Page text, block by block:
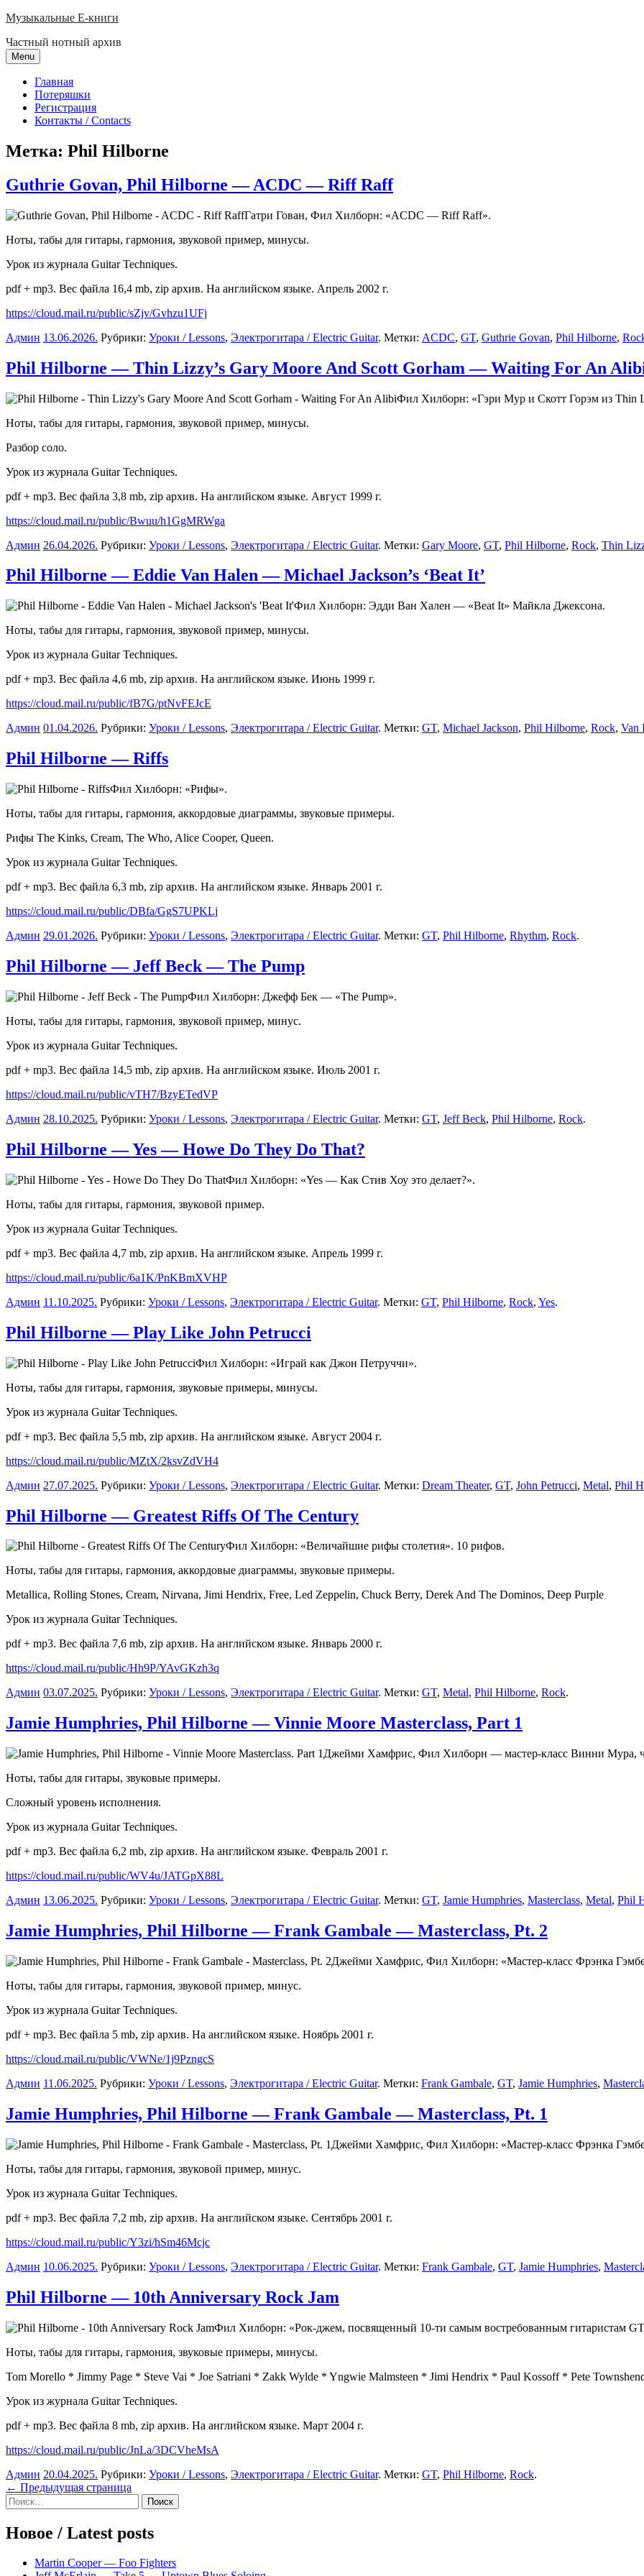
Skip
content
Музыкальные E-книги
Частный нотный архив
Menu
Главная
Потеряшки
Регистрация
Контакты / Contacts
Метка: Phil Hilborne
Guthrie Govan, Phil Hilborne — ACDC — Riff Raff
Гатри Гован, Фил Хилборн: «ACDC — Riff Raff».
Ноты, табы для гитары, гармония, звуковой пример, минусы.
Урок из журнала Guitar Techniques.
pdf + mp3. Вес файла 16,4 mb, zip архив. На английском языке. Апрель 2002 г.
https://cloud.mail.ru/public/sZjv/Gvhzu1UFj
Админ 13.06.2026. Рубрики: Уроки / Lessons, Электрогитара / Electric Guitar. Метки: ACDC, GT, Guthrie Govan, Phil Hilborne,
Phil Hilborne — Thin Lizzy’s Gary Moore And Scott Gorham — Waiting For An
Фил Хилборн: «Гэри Мур и Скотт Горэм из Thin
Ноты, табы для гитары, гармония, звуковой пример, минусы.
Разбор соло.
Урок из журнала Guitar Techniques.
pdf + mp3. Вес файла 3,8 mb, zip архив. На английском языке. Август 1999 г.
https://cloud.mail.ru/public/Bwuu/h1GgMRWga
Админ 26.04.2026. Рубрики: Уроки / Lessons, Электрогитара / Electric Guitar. Метки: Gary Moore, GT, Phil Hilborne, Rock, Thin
Phil Hilborne — Eddie Van Halen — Michael Jackson’s ‘Beat It’
Фил Хилборн: Эдди Ван Хален — «Beat It» Майкла Джексона.
Ноты, табы для гитары, гармония, звуковой пример, минусы.
Урок из журнала Guitar Techniques.
pdf + mp3. Вес файла 4,6 mb, zip архив. На английском языке. Июнь 1999 г.
https://cloud.mail.ru/public/fB7G/ptNvFEJcE
Админ 01.04.2026. Рубрики: Уроки / Lessons, Электрогитара / Electric Guitar. Метки: GT, Michael Jackson, Phil Hilborne, Rock, Van
Phil Hilborne — Riffs
Фил Хилборн: «Рифы».
Ноты, табы для гитары, гармония, аккордовые диаграммы, звуковые примеры.
Рифы The Kinks, Cream, The Who, Alice Cooper, Queen.
Урок из журнала Guitar Techniques.
pdf + mp3. Вес файла 6,3 mb, zip архив. На английском языке. Январь 2001 г.
https://cloud.mail.ru/public/DBfa/GgS7UPKLj
Админ 29.01.2026. Рубрики: Уроки / Lessons, Электрогитара / Electric Guitar. Метки: GT, Phil Hilborne, Rhythm, Rock.
Phil Hilborne — Jeff Beck — The Pump
Фил Хилборн: Джефф Бек — «The Pump».
Ноты, табы для гитары, гармония, звуковой пример, минус.
Урок из журнала Guitar Techniques.
pdf + mp3. Вес файла 14,5 mb, zip архив. На английском языке. Июль 2001 г.
https://cloud.mail.ru/public/vTH7/BzyETedVP
Админ 28.10.2025. Рубрики: Уроки / Lessons, Электрогитара / Electric Guitar. Метки: GT, Jeff Beck, Phil Hilborne, Rock.
Phil Hilborne — Yes — Howe Do They Do That?
Фил Хилборн: «Yes — Как Стив Хоу это делает?».
Ноты, табы для гитары, гармония, звуковой пример.
Урок из журнала Guitar Techniques.
pdf + mp3. Вес файла 4,7 mb, zip архив. На английском языке. Апрель 1999 г.
https://cloud.mail.ru/public/6a1K/PnKBmXVHP
Админ 11.10.2025. Рубрики: Уроки / Lessons, Электрогитара / Electric Guitar. Метки: GT, Phil Hilborne, Rock, Yes.
Phil Hilborne — Play Like John Petrucci
Фил Хилборн: «Играй как Джон Петруччи».
Ноты, табы для гитары, гармония, звуковые примеры, минусы.
Урок из журнала Guitar Techniques.
pdf + mp3. Вес файла 5,5 mb, zip архив. На английском языке. Август 2004 г.
https://cloud.mail.ru/public/MZtX/2ksvZdVH4
Админ 27.07.2025. Рубрики: Уроки / Lessons, Электрогитара / Electric Guitar. Метки: Dream Theater, GT, John Petrucci, Metal, Phil
Phil Hilborne — Greatest Riffs Of The Century
Фил Хилборн: «Величайшие рифы столетия». 10 рифов.
Ноты, табы для гитары, гармония, аккордовые диаграммы, звуковые примеры.
Metallica, Rolling Stones, Cream, Nirvana, Jimi Hendrix, Free, Led Zeppelin, Chuck Berry, Derek And The Dominos, Deep Purple
Урок из журнала Guitar Techniques.
pdf + mp3. Вес файла 7,6 mb, zip архив. На английском языке. Январь 2000 г.
https://cloud.mail.ru/public/Hh9P/YAvGKzh3q
Админ 03.07.2025. Рубрики: Уроки / Lessons, Электрогитара / Electric Guitar. Метки: GT, Metal, Phil Hilborne, Rock.
Jamie Humphries, Phil Hilborne — Vinnie Moore Masterclass, Part 1
Джейми Хамфрис, Фил Хилборн — мастер-класс Винни Мура,
Ноты, табы для гитары, звуковые примеры.
Сложный уровень исполнения.
Урок из журнала Guitar Techniques.
pdf + mp3. Вес файла 6,2 mb, zip архив. На английском языке. Февраль 2001 г.
https://cloud.mail.ru/public/WV4u/JATGpX88L
Админ 13.06.2025. Рубрики: Уроки / Lessons, Электрогитара / Electric Guitar. Метки: GT, Jamie Humphries, Masterclass, Metal, Phil
Jamie Humphries, Phil Hilborne — Frank Gambale — Masterclass, Pt. 2
Джейми Хамфрис, Фил Хилборн: «Мастер-класс Фрэнка
Ноты, табы для гитары, гармония, звуковой пример, минус.
Урок из журнала Guitar Techniques.
pdf + mp3. Вес файла 5 mb, zip архив. На английском языке. Ноябрь 2001 г.
https://cloud.mail.ru/public/VWNe/1j9PzngcS
Админ 11.06.2025. Рубрики: Уроки / Lessons, Электрогитара / Electric Guitar. Метки: Frank Gambale, GT, Jamie Humphries,
Jamie Humphries, Phil Hilborne — Frank Gambale — Masterclass, Pt. 1
Джейми Хамфрис, Фил Хилборн: «Мастер-класс Фрэнка
Ноты, табы для гитары, гармония, звуковой пример, минус.
Урок из журнала Guitar Techniques.
pdf + mp3. Вес файла 7,2 mb, zip архив. На английском языке. Сентябрь 2001 г.
https://cloud.mail.ru/public/Y3zi/hSm46Mcjc
Админ 10.06.2025. Рубрики: Уроки / Lessons, Электрогитара / Electric Guitar. Метки: Frank Gambale, GT, Jamie Humphries,
Phil Hilborne — 10th Anniversary Rock Jam
Фил Хилборн: «Рок-джем, посвященный 10-ти самым востребованным гитаристам
Ноты, табы для гитары, гармония, звуковые примеры, минусы.
Tom Morello * Jimmy Page * Steve Vai * Joe Satriani * Zakk Wylde * Yngwie Malmsteen * Jimi Hendrix * Paul Kossoff * Pete
Урок из журнала Guitar Techniques.
pdf + mp3. Вес файла 8 mb, zip архив. На английском языке. Март 2004 г.
https://cloud.mail.ru/public/JnLa/3DCVheMsA
Админ 20.04.2025. Рубрики: Уроки / Lessons, Электрогитара / Electric Guitar. Метки: GT, Phil Hilborne, Rock.
Навигация
по
записям
← Предыдущая страница
Sidebar
Найти:
Новое / Latest posts
Martin Cooper — Foo Fighters